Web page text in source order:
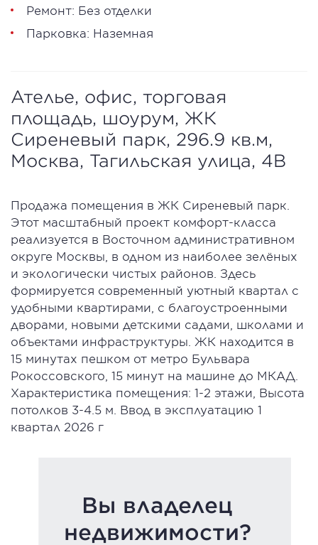
Ремонт: Без отделки
Парковка: Наземная
Ателье, офис, торговая
площадь, шоурум, ЖК
Сиреневый парк, 296.9 кв.м,
Москва, Тагильская улица, 4В
Продажа помещения в ЖК Сиреневый парк.
Этот масштабный проект комфорт-класса
реализуется в Восточном административном
округе Москвы, в одном из наиболее зелёных
и экологически чистых районов. Здесь
формируется современный уютный квартал с
удобными квартирами, с благоустроенными
дворами, новыми детскими садами, школами и
объектами инфраструктуры. ЖК находится в
15 минутах пешком от метро Бульвара
Рокоссовского, 15 минут на машине до МКАД.
Характеристика помещения: 1-2 этажи, Высота
потолков 3-4.5 м. Ввод в эксплуатацию 1
квартал 2026 г
Вы владелец
недвижимости?